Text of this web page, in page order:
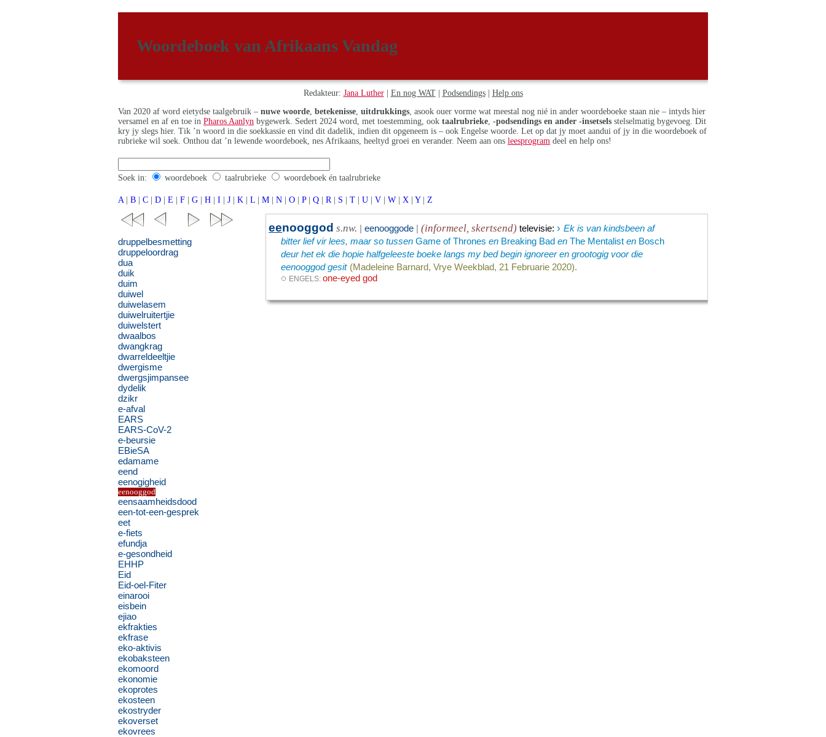
Woordeboek van Afrikaans Vandag
Redakteur: Jana Luther| En nog WAT| Podsendings| Help ons
Van 2020 af word eietydse taalgebruik – nuwe woorde betekenisse uitdrukkings , asook ouer vorme wat meestal nog nié in ander woordeboeke staan nie – intyds hier
versamel en af en toe in Pharos Aanlyn bygewerk. Sedert 2024 word, met toestemming, ook taalrubrieke -podsendings en ander -insetsels stelselmatig bygevoeg. Dit
kry jy slegs hier. Tik ’n woord in die soekkassie en vind dit dadelik, indien dit opgeneem is – ook Engelse woorde. Let op dat jy moet aandui of jy in die woordeboek of
rubrieke wil soek. Onthou dat ’n lewende woordeboek, nes Afrikaans, heeltyd groei en verander. Neem aan ons leesprogram deel en help ons!
Soek in: woordeboek taalrubrieke woordeboek én taalrubrieke
A | B | C | D | E | F | G | H | I | J | K | L | M | N | O | P | Q | R | S | T | U | V | W | X | Y | Z
eenooggod s.nw. |eenooggode | (informeel, skertsend) televisie:› Ek is van kindsbeen af
bitter lief vir lees, maar so tussenGame of Thrones en Breaking Bad enThe Mentalist en Bosch
deur het ek die hopie halfgeleeste boeke langs my bed begin ignoreer en grootogig voor die
eenooggod gesit (Madeleine Barnard, Vrye Weekblad, 21 Februarie 2020).
◌ ENGELS:one-eyed god
druppelbesmetting
druppeloordrag
dua
duik
duim
duiwel
duiwelasem
duiwelruitertjie
duiwelstert
dwaalbos
dwangkrag
dwarreldeeltjie
dwergisme
dwergsjimpansee
dydelik
dzikr
e-afval
EARS
EARS-CoV-2
e-beursie
EBieSA
edamame
eend
eenogigheid
eenooggod
eensaamheidsdood
een-tot-een-gesprek
eet
e-fiets
efundja
e-gesondheid
EHHP
Eid
Eid-oel-Fiter
einarooi
eisbein
ejiao
ekfrakties
ekfrase
eko-aktivis
ekobaksteen
ekomoord
ekonomie
ekoprotes
ekosteen
ekostryder
ekoverset
ekovrees